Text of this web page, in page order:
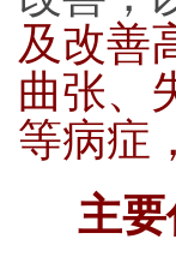
及改善
曲张、
等病症
主